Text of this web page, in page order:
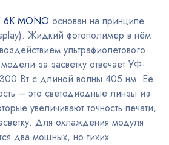
6K MONO основан на принципе
Жидкий фотополимер в нём
ультрафиолетового
за засветку отвечает УФ-
Вт с длиной волны 405 нм. Её
– это светодиодные линзы из
увеличивают точность печати,
Для охлаждения модуля
два мощных, но тихих